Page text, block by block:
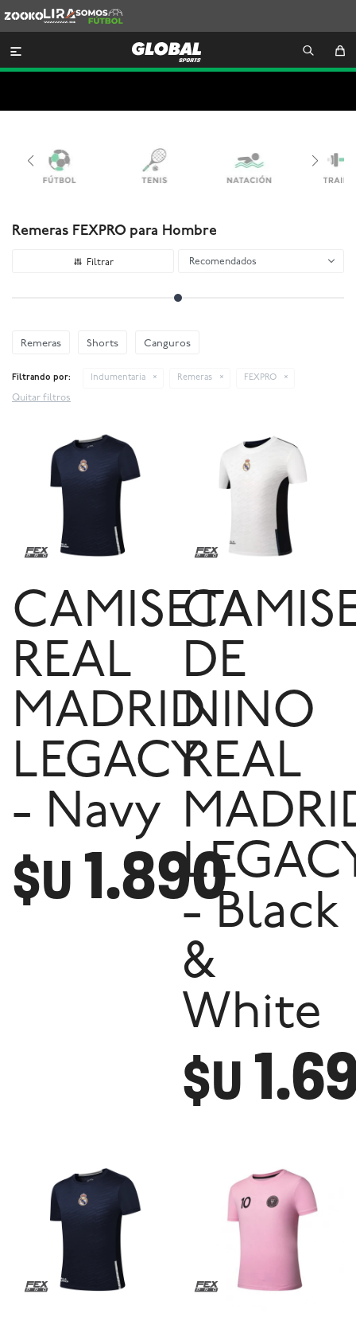
Lira
Somos
Futbol

Remeras FEXPRO para Hombre
Recomendados
Remeras Shorts Canguros
Filtrando por: Indumentaria Remeras FEXPRO
Quitar filtros
CAMISETA
REAL
MADRID
LEGACY
- Navy
$U 1.890
DE
NINO
REAL
- Black
&
White
$U